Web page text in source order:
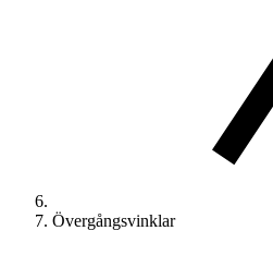
Övergångsvinklar